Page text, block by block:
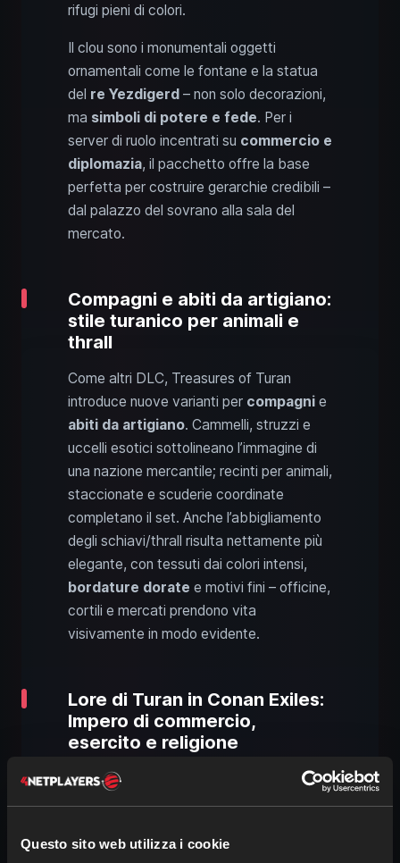
Questo sito web utilizza i cookie
rifugi pieni di colori.
Il clou sono i monumentali oggetti
ornamentali come le fontane e la statua
del re Yezdigerd – non solo decorazioni,
ma simboli di potere e fede. Per i
server di ruolo incentrati su commercio e
diplomazia, il pacchetto offre la base
perfetta per costruire gerarchie credibili –
dal palazzo del sovrano alla sala del
mercato.
Compagni e abiti da artigiano:
stile turanico per animali e
thrall
Come altri DLC, Treasures of Turan
introduce nuove varianti per compagni e
abiti da artigiano. Cammelli, struzzi e
uccelli esotici sottolineano l’immagine di
una nazione mercantile; recinti per animali,
staccionate e scuderie coordinate
completano il set. Anche l’abbigliamento
degli schiavi/thrall risulta nettamente più
elegante, con tessuti dai colori intensi,
bordature dorate e motivi fini – officine,
cortili e mercati prendono vita
visivamente in modo evidente.
Lore di Turan in Conan Exiles:
Impero di commercio,
esercito e religione